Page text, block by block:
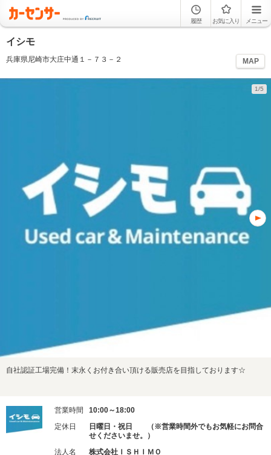
履歴 お気に入り メニュー
イシモ
兵庫県尼崎市大庄中通１－７３－２ MAP
1/5
自社認証工場完備！末永くお付き合い頂ける販売店を目指しております☆
営業時間
10:00～18:00
定休日
日曜日・祝日 （※営業時間外でもお気軽にお問合
せくださいませ。）
法人名
株式会社ＩＳＨＩＭＯ